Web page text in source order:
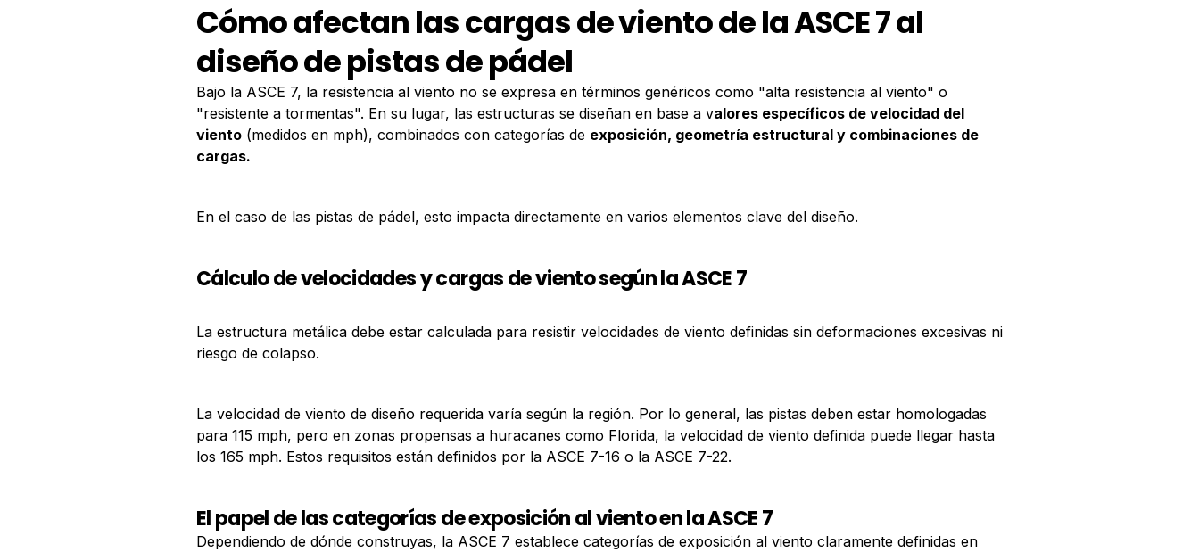
Cómo afectan las cargas de viento de la ASCE 7 al
diseño de pistas de pádel
Bajo la ASCE 7, la resistencia al viento no se expresa en términos genéricos como "alta resistencia al viento" o
"resistente a tormentas". En su lugar, las estructuras se diseñan en base a valores específicos de velocidad del
viento (medidos en mph), combinados con categorías de exposición, geometría estructural y combinaciones de
cargas.
En el caso de las pistas de pádel, esto impacta directamente en varios elementos clave del diseño.
Cálculo de velocidades y cargas de viento según la ASCE 7
La estructura metálica debe estar calculada para resistir velocidades de viento definidas sin deformaciones excesivas ni
riesgo de colapso.
La velocidad de viento de diseño requerida varía según la región. Por lo general, las pistas deben estar homologadas
para 115 mph, pero en zonas propensas a huracanes como Florida, la velocidad de viento definida puede llegar hasta
los 165 mph. Estos requisitos están definidos por la ASCE 7-16 o la ASCE 7-22.
El papel de las categorías de exposición al viento en la ASCE 7
Dependiendo de dónde construyas, la ASCE 7 establece categorías de exposición al viento claramente definidas en